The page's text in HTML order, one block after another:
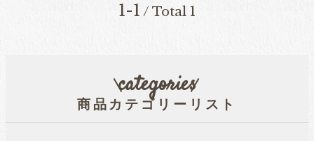
1-1 / Total 1
categories
商品カテゴリーリスト